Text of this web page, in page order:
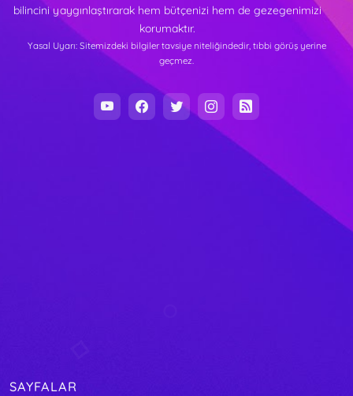
bilincini yaygınlaştırarak hem bütçenizi hem de gezegenimizi
korumaktır.
Yasal Uyarı: Sitemizdeki bilgiler tavsiye niteliğindedir, tıbbi görüş yerine
geçmez.
SAYFALAR